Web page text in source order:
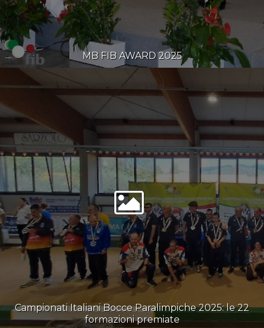
MB FIB AWARD 2025
Campionati Italiani Bocce Paralimpiche 2025: le 22
formazioni premiate